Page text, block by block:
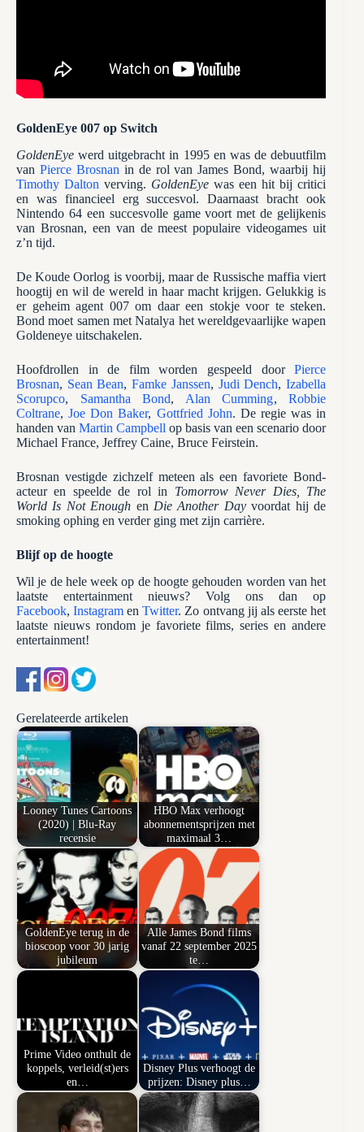
GoldenEye 007 op Switch
GoldenEye werd uitgebracht in 1995 en was de debuutfilm
van Pierce Brosnan in de rol van James Bond, waarbij hij
Timothy Dalton verving. GoldenEye was een hit bij critici
en was financieel erg succesvol. Daarnaast bracht ook
Nintendo 64 een succesvolle game voort met de gelijkenis
van Brosnan, een van de meest populaire videogames uit
z’n tijd.
De Koude Oorlog is voorbij, maar de Russische maffia viert
hoogtij en wil de wereld in haar macht krijgen. Gelukkig is
er geheim agent 007 om daar een stokje voor te steken.
Bond moet samen met Natalya het wereldgevaarlijke wapen
Goldeneye uitschakelen.
Hoofdrollen in de film worden gespeeld doorPierce
Brosnan, Sean Bean,Famke Janssen, Judi Dench,Izabella
Scorupco, Samantha Bond, Alan Cumming,Robbie
Coltrane,Joe Don Baker, Gottfried John. De regie was in
handen vanMartin Campbell op basis van een scenario door
Michael France, Jeffrey Caine, Bruce Feirstein.
Brosnan vestigde zichzelf meteen als een favoriete Bond-
acteur en speelde de rol in Tomorrow Never Dies, The
World Is Not Enough en Die Another Dayvoordat hij de
smoking ophing en verder ging met zijn carrière.
Blijf op de hoogte
Wil je de hele week op de hoogte gehouden worden van het
laatste entertainment nieuws? Volg ons dan op
Facebook,InstagramenTwitter. Zo ontvang jij als eerste het
laatste nieuws rondom je favoriete films, series en andere
entertainment!
Gerelateerde artikelen
Looney Tunes Cartoons
(2020) | Blu-Ray
recensie
HBO Max verhoogt
abonnementsprijzen met
maximaal 3…
GoldenEye terug in de
bioscoop voor 30 jarig
jubileum
Alle James Bond films
vanaf 22 september 2025
te…
Prime Video onthult de
koppels, verleid(st)ers
en…
Disney Plus verhoogt de
prijzen: Disney plus…